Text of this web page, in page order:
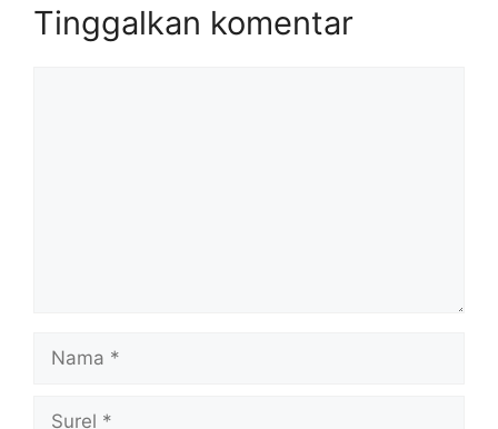
Tinggalkan komentar